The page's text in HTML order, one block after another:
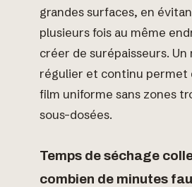
grandes surfaces, en
plusieurs fois au même
créer de surépaisseurs.
régulier et continu permet
film uniforme sans zones
sous-dosées.
Temps de séchage
combien de minutes